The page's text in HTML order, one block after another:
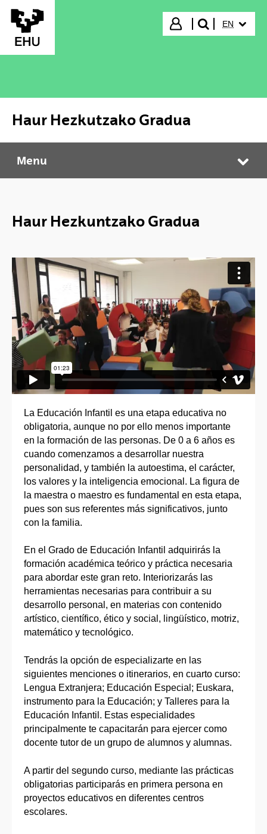
Skip to Main Content
Login
search"
EN
Haur Hezkutzako Gradua
Haur Hezkutzako Gradua
Menu
Haur Hezkuntzako Gradua
La Educación Infantil es una etapa educativa no
obligatoria, aunque no por ello menos importante
en la formación de las personas. De 0 a 6 años es
cuando comenzamos a desarrollar nuestra
personalidad, y también la autoestima, el carácter,
los valores y la inteligencia emocional. La figura de
la maestra o maestro es fundamental en esta etapa,
pues son sus referentes más significativos, junto
con la familia.
En el Grado de Educación Infantil adquirirás la
formación académica teórico y práctica necesaria
para abordar este gran reto. Interiorizarás las
herramientas necesarias para contribuir a su
desarrollo personal, en materias con contenido
artístico, científico, ético y social, lingüístico, motriz,
matemático y tecnológico.
Tendrás la opción de especializarte en las
siguientes menciones o itinerarios, en cuarto curso:
Lengua Extranjera; Educación Especial; Euskara,
instrumento para la Educación; y Talleres para la
Educación Infantil. Estas especialidades
principalmente te capacitarán para ejercer como
docente tutor de un grupo de alumnos y alumnas.
A partir del segundo curso, mediante las prácticas
obligatorias participarás en primera persona en
proyectos educativos en diferentes centros
escolares.